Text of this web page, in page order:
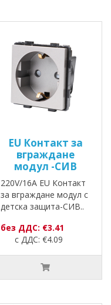
EU Контакт за
вграждане
модул -СИВ
220V/16A EU Контакт
за вграждане модул с
детска защита-СИВ..
без ДДС: €3.41
с ДДС: €4.09